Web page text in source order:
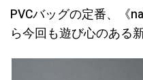
PVCバッグの定番、《
ら今回も遊び心のある